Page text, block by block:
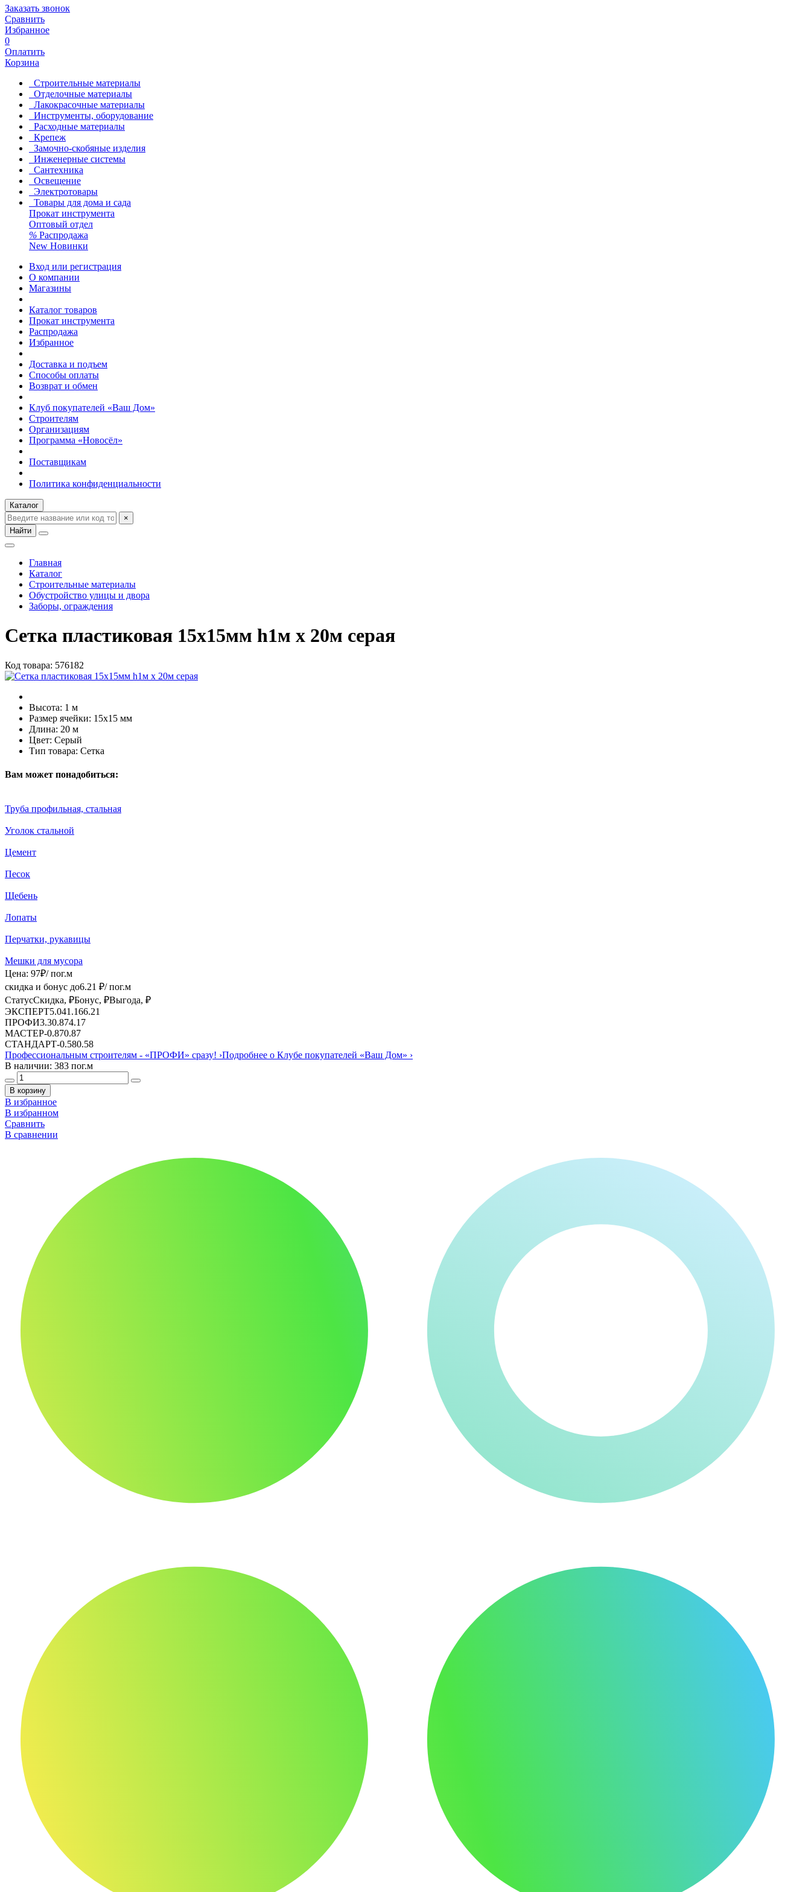
Заказать звонок
Сравнить
Избранное
0
Оплатить
Корзина
Строительные материалы
Отделочные материалы
Лакокрасочные материалы
Инструменты, оборудование
Расходные материалы
Крепеж
Замочно-скобяные изделия
Инженерные системы
Сантехника
Освещение
Электротовары
Товары для дома и сада
Прокат инструмента
Оптовый отдел
% Распродажа
New Новинки
Вход или регистрация
О компании
Магазины
Каталог товаров
Прокат инструмента
Распродажа
Избранное
Доставка и подъем
Способы оплаты
Возврат и обмен
Клуб покупателей «Ваш Дом»
Строителям
Организациям
Программа «Новосёл»
Поставщикам
Политика конфиденциальности
Каталог
×
Найти
Главная
Каталог
Строительные материалы
Обустройство улицы и двора
Заборы, ограждения
Сетка пластиковая 15х15мм h1м х 20м серая
Код товара: 576182
Высота: 1 м
Размер ячейки: 15х15 мм
Длина: 20 м
Цвет: Серый
Тип товара: Сетка
Вам может понадобиться:
Труба профильная, стальная
Уголок стальной
Цемент
Песок
Щебень
Лопаты
Перчатки, рукавицы
Мешки для мусора
Цена: 97₽/ пог.м
скидка и бонус до6.21 ₽/ пог.м
СтатусСкидка, ₽Бонус, ₽Выгода, ₽
ЭКСПЕРТ5.041.166.21
ПРОФИ3.30.874.17
МАСТЕР-0.870.87
СТАНДАРТ-0.580.58
Профессиональным строителям - «ПРОФИ» сразу! ›Подробнее о Клубе покупателей «Ваш Дом» ›
В наличии: 383 пог.м
В корзину
В избранное
В избранном
Сравнить
В сравнении